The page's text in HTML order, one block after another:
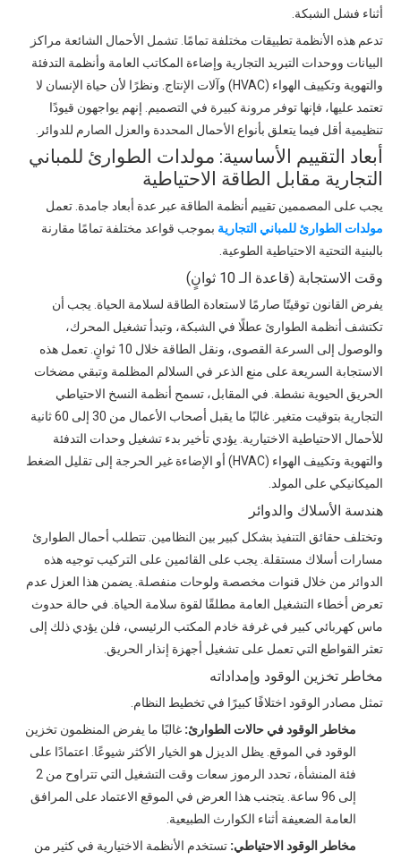
أثناء فشل الشبكة.
تدعم هذه الأنظمة تطبيقات مختلفة تمامًا. تشمل الأحمال الشائعة مراكز
البيانات ووحدات التبريد التجارية وإضاءة المكاتب العامة وأنظمة التدفئة
والتهوية وتكييف الهواء (HVAC) وآلات الإنتاج. ونظرًا لأن حياة الإنسان لا
تعتمد عليها، فإنها توفر مرونة كبيرة في التصميم. إنهم يواجهون قيودًا
تنظيمية أقل فيما يتعلق بأنواع الأحمال المحددة والعزل الصارم للدوائر.
أبعاد التقييم الأساسية: مولدات الطوارئ للمباني
التجارية مقابل الطاقة الاحتياطية
يجب على المصممين تقييم أنظمة الطاقة عبر عدة أبعاد جامدة. تعمل
مولدات الطوارئ للمباني التجارية بموجب قواعد مختلفة تمامًا مقارنة
بالبنية التحتية الاحتياطية الطوعية.
وقت الاستجابة (قاعدة الـ 10 ثوانٍ)
يفرض القانون توقيتًا صارمًا لاستعادة الطاقة لسلامة الحياة. يجب أن
تكتشف أنظمة الطوارئ عطلًا في الشبكة، وتبدأ تشغيل المحرك،
والوصول إلى السرعة القصوى، ونقل الطاقة خلال 10 ثوانٍ. تعمل هذه
الاستجابة السريعة على منع الذعر في السلالم المظلمة وتبقي مضخات
الحريق الحيوية نشطة. في المقابل، تسمح أنظمة النسخ الاحتياطي
التجارية بتوقيت متغير. غالبًا ما يقبل أصحاب الأعمال من 30 إلى 60 ثانية
للأحمال الاحتياطية الاختيارية. يؤدي تأخير بدء تشغيل وحدات التدفئة
والتهوية وتكييف الهواء (HVAC) أو الإضاءة غير الحرجة إلى تقليل الضغط
الميكانيكي على المولد.
هندسة الأسلاك والدوائر
وتختلف حقائق التنفيذ بشكل كبير بين النظامين. تتطلب أحمال الطوارئ
مسارات أسلاك مستقلة. يجب على القائمين على التركيب توجيه هذه
الدوائر من خلال قنوات مخصصة ولوحات منفصلة. يضمن هذا العزل عدم
تعرض أخطاء التشغيل العامة مطلقًا لقوة سلامة الحياة. في حالة حدوث
ماس كهربائي كبير في غرفة خادم المكتب الرئيسي، فلن يؤدي ذلك إلى
تعثر القواطع التي تعمل على تشغيل أجهزة إنذار الحريق.
مخاطر تخزين الوقود وإمداداته
تمثل مصادر الوقود اختلافًا كبيرًا في تخطيط النظام.
مخاطر الوقود في حالات الطوارئ: غالبًا ما يفرض المنظمون تخزين
الوقود في الموقع. يظل الديزل هو الخيار الأكثر شيوعًا. اعتمادًا على
فئة المنشأة، تحدد الرموز سعات وقت التشغيل التي تتراوح من 2
إلى 96 ساعة. يتجنب هذا العرض في الموقع الاعتماد على المرافق
العامة الضعيفة أثناء الكوارث الطبيعية.
مخاطر الوقود الاحتياطي: تستخدم الأنظمة الاختيارية في كثير من